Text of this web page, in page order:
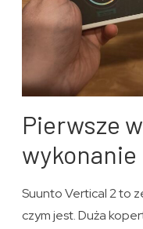
Pierwsze
wykonanie
Suunto Vertical 2 to
czym jest. Duża